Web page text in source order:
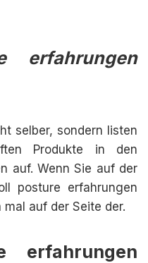
erfahrungen
selber, sondern listen
Produkte in den
auf. Wenn Sie auf der
posture erfahrungen
auf der Seite der.
erfahrungen